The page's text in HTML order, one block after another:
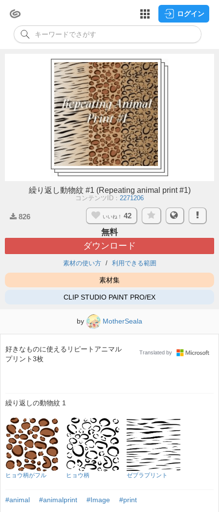
ログイン
繰り返し動物紋 #1 (Repeating animal print #1)
コンテンツID： 2271206
826 いいね！ 42
無料
ダウンロード
素材の使い方 利用できる範囲
素材集
CLIP STUDIO PAINT PRO/EX
by MotherSeala
Translated by
好きなものに使えるリピートアニマル
プリント3枚
繰り返しの動物紋 1
ヒョウ柄がフル ヒョウ柄 ゼブラプリント
#animal #animalprint #Image #print